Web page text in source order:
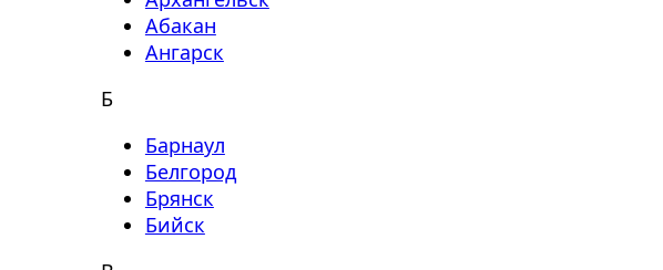
Абакан
Ангарск
Б
Барнаул
Белгород
Брянск
Бийск